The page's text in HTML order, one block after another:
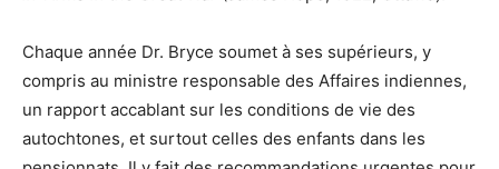
Chaque année Dr. Bryce soumet à ses supérieurs, y
compris au ministre responsable des Affaires indiennes,
un rapport accablant sur les conditions de vie des
autochtones, et surtout celles des enfants dans les